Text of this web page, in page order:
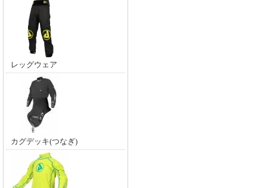
レッグウェア
カグデッキ(つなぎ)